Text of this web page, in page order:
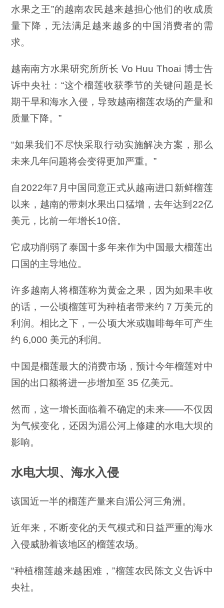
水果之王”的越南农民越来越担心他们的收成质
量下降，无法满足越来越多的中国消费者的需
求。
越南南方水果研究所所长 Vo Huu Thoai 博士告
诉中央社：“这个榴莲收获季节的关键问题是长
期干旱和海水入侵，导致越南榴莲农场的产量和
质量下降。”
“如果我们不尽快采取行动实施解决方案，那么
未来几年问题将会变得更加严重。”
自2022年7月中国同意正式从越南进口新鲜榴莲
以来，越南的带刺水果出口猛增，去年达到22亿
美元，比前一年增长10倍。
它成功削弱了泰国十多年来作为中国最大榴莲出
口国的主导地位。
许多越南人将榴莲称为黄金之果，因为如果丰收
的话，一公顷榴莲可为种植者带来约 7 万美元的
利润。相比之下，一公顷大米或咖啡每年可产生
约 6,000 美元的利润。
中国是榴莲最大的消费市场，预计今年榴莲对中
国的出口额将进一步增加至 35 亿美元。
然而，这一增长面临着不确定的未来——不仅因
为气候变化，还因为湄公河上修建的水电大坝的
影响。
水电大坝、海水入侵
该国近一半的榴莲产量来自湄公河三角洲。
近年来，不断变化的天气模式和日益严重的海水
入侵威胁着该地区的榴莲农场。
“种植榴莲越来越困难，”榴莲农民陈文义告诉中
央社。